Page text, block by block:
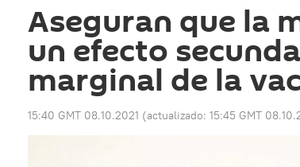
Aseguran que la
un efecto
marginal de la
15:40 GMT 08.10.2021 (actualizado: 15:45 GMT